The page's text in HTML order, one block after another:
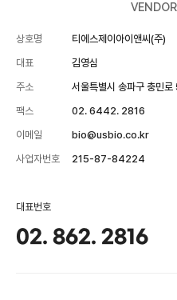
VENDOR
상호명
티에스제이아이앤씨(주)
대표
김영심
주소
서울특별시 송파구 충민
팩스
02. 6442. 2816
이메일
bio@usbio.co.kr
사업자번호
215-87-84224
대표번호
02. 862. 2816